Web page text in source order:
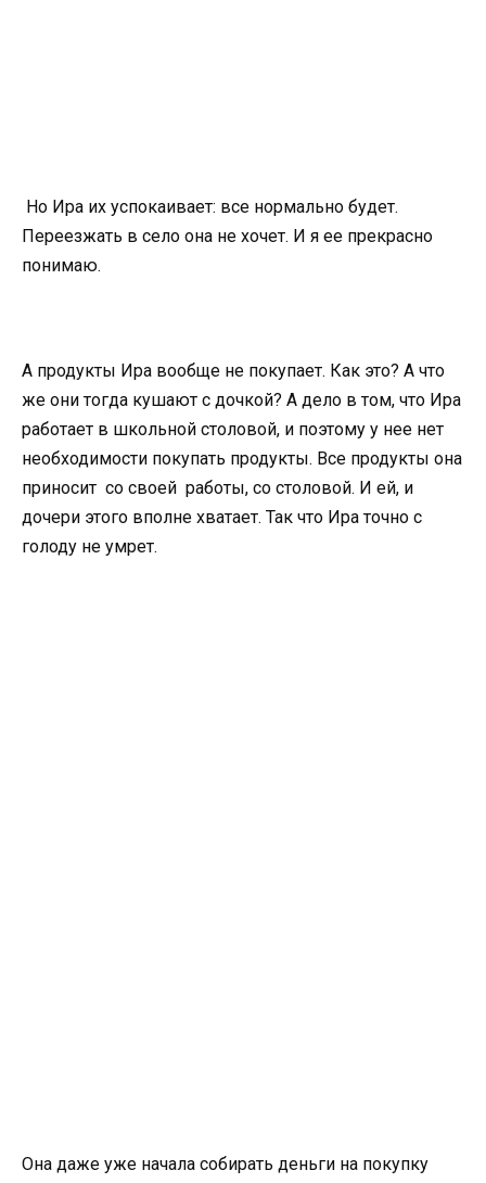
Но Ира их успокаивает: все нормально будет.
Переезжать в село она не хочет. И я ее прекрасно
понимаю.
А продукты Ира вообще не покупает. Как это? А что
же они тогда кушают с дочкой? А дело в том, что Ира
работает в школьной столовой, и поэтому у нее нет
необходимости покупать продукты. Все продукты она
приносит со своей работы, со столовой. И ей, и
дочери этого вполне хватает. Так что Ира точно с
голоду не умрет.
Она даже уже начала собирать деньги на покупку